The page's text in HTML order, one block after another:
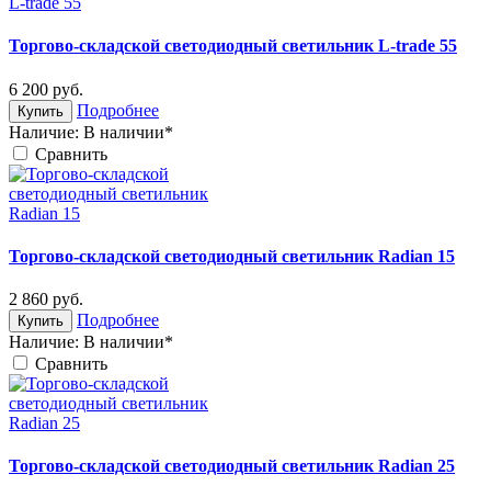
Торгово-складской светодиодный светильник L-trade 55
6 200 руб.
Купить
Подробнее
Наличие: В наличии*
Cравнить
Торгово-складской светодиодный светильник Radian 15
2 860 руб.
Купить
Подробнее
Наличие: В наличии*
Cравнить
Торгово-складской светодиодный светильник Radian 25